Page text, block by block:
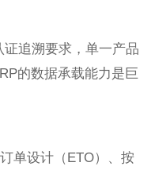
追溯要求，单一产品
的数据承载能力是巨
单设计（ETO）、按